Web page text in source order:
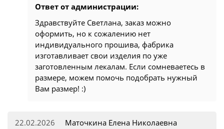
Ответ от администрации:
Здравствуйте Светлана, заказ можно
оформить, но к сожалению нет
индивидуального прошива, фабрика
изготавливает свои изделия по уже
заготовленным лекалам. Если сомневаетесь в
размере, можем помочь подобрать нужный
Вам размер! :)
22.02.2026 Маточкина Елена Николаевна